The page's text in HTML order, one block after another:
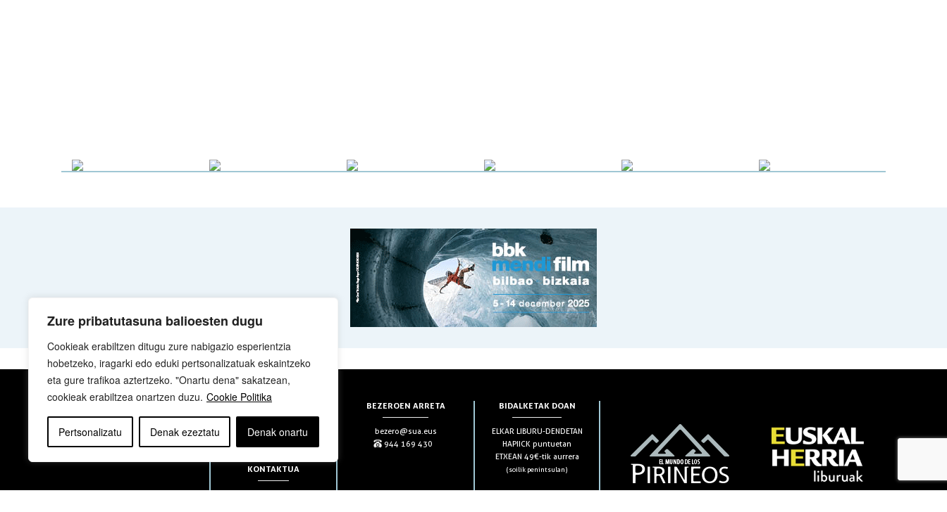
Zure pribatutasuna balioesten dugu
Cookieak erabiltzen ditugu zure nabigazio esperientzia
hobetzeko, iragarki edo eduki pertsonalizatuak eskaintzeko
eta gure trafikoa aztertzeko. "Onartu dena" sakatzean,
cookieak erabiltzea onartzen duzu. Cookie Politika
Pertsonalizatu Denak ezeztatu Denak onartu
NOR GARA
KONTAKTUA
BEZEROEN ARRETA
bezero@sua.eus
944 169 430
BIDALKETAK DOAN
ELKAR LIBURU-DENDETAN
HAPIICK puntuetan
ETXEAN 49€-tik aurrera
(soilik penintsulan)